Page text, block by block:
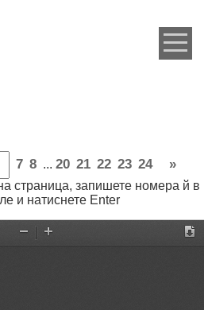
7 8 ... 20 21 22 23 24 »
страница, запишете номера й в
и натиснете Enter